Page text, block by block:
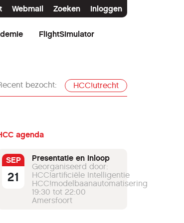
Webmail Zoeken Inloggen
FlightSimulator
bezocht: HCC!utrecht
agenda
SEP
21
Presentatie en inloop
Georganiseerd door:
HCC!artificiële Intelligentie
HCC!modelbaanautomatisering
19:30 tot 22:00
Amersfoort